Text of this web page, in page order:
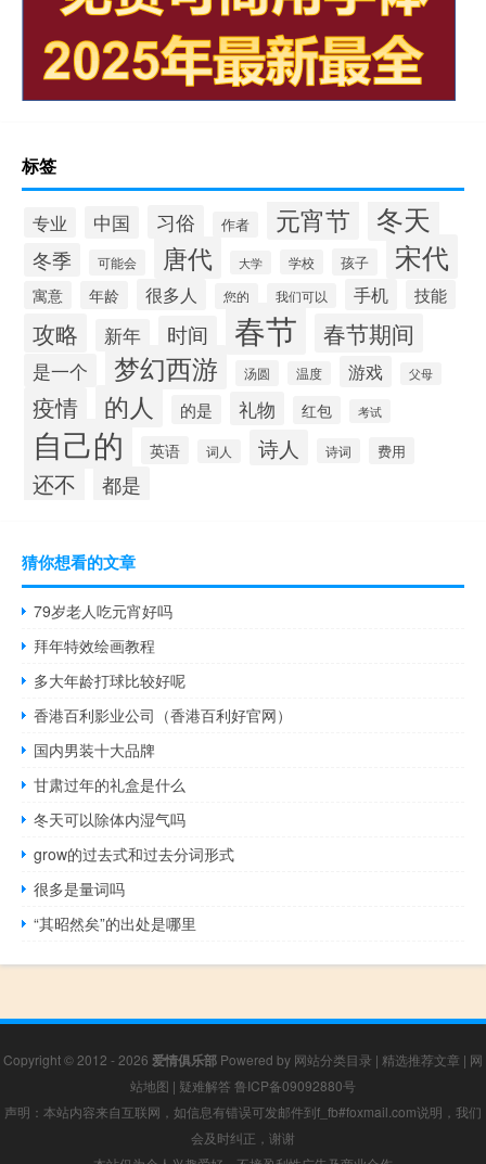
标签
专业 中国 习俗 作者 元宵节 冬天
冬季 可能会 唐代 大学 学校 孩子 宋代
寓意 年龄 很多人 您的 我们可以 手机 技能
攻略 新年 时间 春节 春节期间
是一个 梦幻西游 汤圆 温度 游戏 父母
疫情 的人 的是 礼物 红包 考试
自己的 英语 词人 诗人 诗词 费用
还不 都是
猜你想看的文章
79岁老人吃元宵好吗
拜年特效绘画教程
多大年龄打球比较好呢
香港百利影业公司（香港百利好官网）
国内男装十大品牌
甘肃过年的礼盒是什么
冬天可以除体内湿气吗
grow的过去式和过去分词形式
很多是量词吗
“其昭然矣”的出处是哪里
Copyright © 2012 - 2026 爱情俱乐部 Powered by 网站分类目录 | 精选推荐文章 | 网
站地图 | 疑难解答 鲁ICP备09092880号
声明：本站内容来自互联网，如信息有错误可发邮件到f_fb#foxmail.com说明，我们
会及时纠正，谢谢